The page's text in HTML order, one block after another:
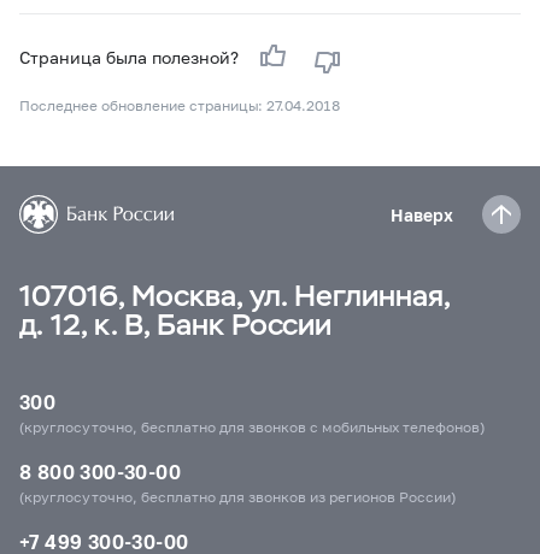
Страница была полезной?
Последнее обновление страницы: 27.04.2018
Наверх
107016, Москва, ул. Неглинная,
д. 12, к. В, Банк России
300
(круглосуточно, бесплатно для звонков с мобильных телефонов)
8 800 300-30-00
(круглосуточно, бесплатно для звонков из регионов России)
+7 499 300-30-00